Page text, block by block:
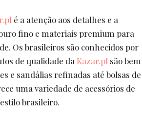
é a atenção aos detalhes e a
fino e materiais premium para
Os brasileiros são conhecidos por
de qualidade da Kazar.pl são bem
e sandálias refinadas até bolsas de
uma variedade de acessórios de
brasileiro.